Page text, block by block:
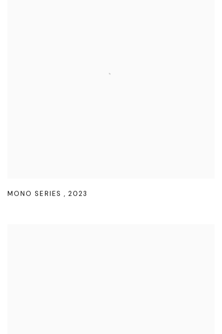
MONO SERIES ,2023